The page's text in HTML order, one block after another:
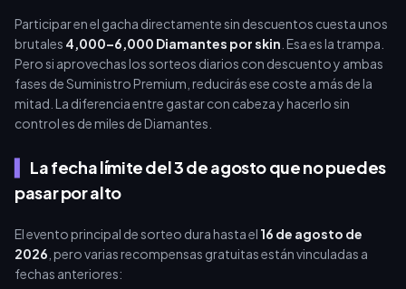
Participar en el gacha directamente sin descuentos cuesta unos
brutales 4,000–6,000 Diamantes por skin . Esa es la trampa.
Pero si aprovechas los sorteos diarios con descuento y ambas
fases de Suministro Premium, reducirás ese coste a más de la
mitad. La diferencia entre gastar con cabeza y hacerlo sin
control es de miles de Diamantes.
La fecha límite del 3 de agosto que no puedes
pasar por alto
El evento principal de sorteo dura hasta el 16 de agosto de
2026 , pero varias recompensas gratuitas están vinculadas a
fechas anteriores: